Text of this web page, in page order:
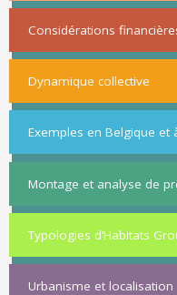
Considérations
Dynamique collective
Exemples en Belgique et
Montage et analyse de
Typologies d’Habitats
Urbanisme et localisation